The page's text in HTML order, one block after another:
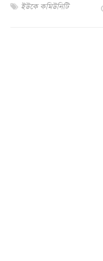
ইউকে কমিউনিটি